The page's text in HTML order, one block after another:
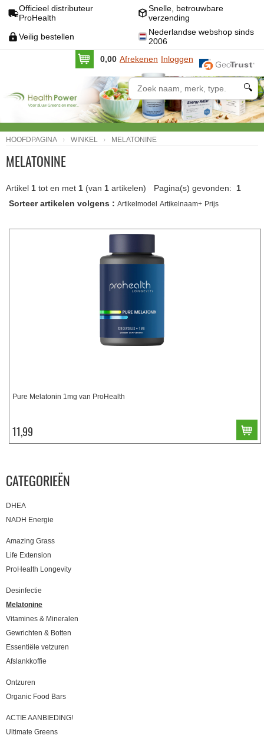
Officieel distributeur
ProHealth
Snelle, betrouwbare
verzending
Veilig bestellen
Nederlandse webshop sinds
2006
0,00 Afrekenen Inloggen
🔍
HOOFDPAGINA WINKEL MELATONINE
CATEGORIEËN
DHEA
NADH Energie
Amazing Grass
Life Extension
ProHealth Longevity
Desinfectie
Melatonine
Vitamines & Mineralen
Gewrichten & Botten
Essentiële vetzuren
Afslankkoffie
Ontzuren
Organic Food Bars
ACTIE AANBIEDING!
Ultimate Greens
MELATONINE
Pagina(s) gevonden: 1
Artikel 1 tot en met 1 (van 1 artikelen)
Sorteer artikelen volgens : Artikelmodel Artikelnaam+ Prijs
Pure Melatonin 1mg van ProHealth
11,99